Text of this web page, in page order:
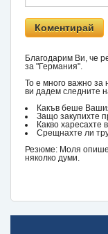
Благодарим Ви, че
за "Германия".
То е много важно за
ви дадем следните
Какъв беше
Защо закупихте
Какво харесахте
Срещнахте ли
Резюме: Моля
няколко думи.